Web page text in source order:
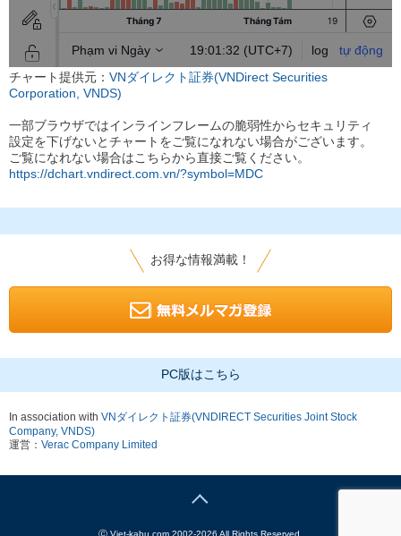
チャート提供元： VNダイレクト証券(VNDirect Securities
Corporation, VNDS)
一部ブラウザではインラインフレームの脆弱性からセキュリティ
設定を下げないとチャートをご覧になれない場合がございます。
ご覧になれない場合はこちらから直接ご覧ください。
https://dchart.vndirect.com.vn/?symbol=MDC
お得な情報満載！
PC版はこちら
In association with VNダイレクト証券(VNDIRECT Securities Joint Stock
Company, VNDS)
運営： Verac Company Limited
Ⓒ Viet-kabu.com 2002-2026 All Rights Reserved.